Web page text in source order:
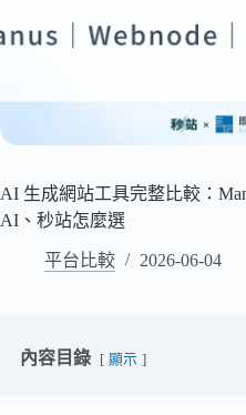
AI 生成網站工具完整比較：
AI、秒站怎麼選
平台比較 2026-06-04
內容目錄 顯示